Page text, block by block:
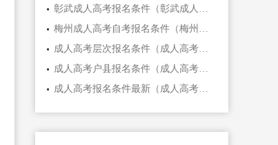
彰武成人高考报名条件（彰武成人高考报名条件详解）
梅州成人高考自考报名条件（梅州成人高考自考报名条件解析）
成人高考层次报名条件（成人高考层次报名条件详解！）
成人高考户县报名条件（成人高考户县报名条件详解）
成人高考报名条件最新（成人高考报名条件最新！）